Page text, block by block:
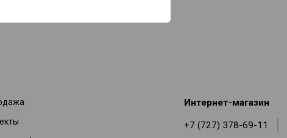
Интернет-магазин
+7 (727) 378-69-11